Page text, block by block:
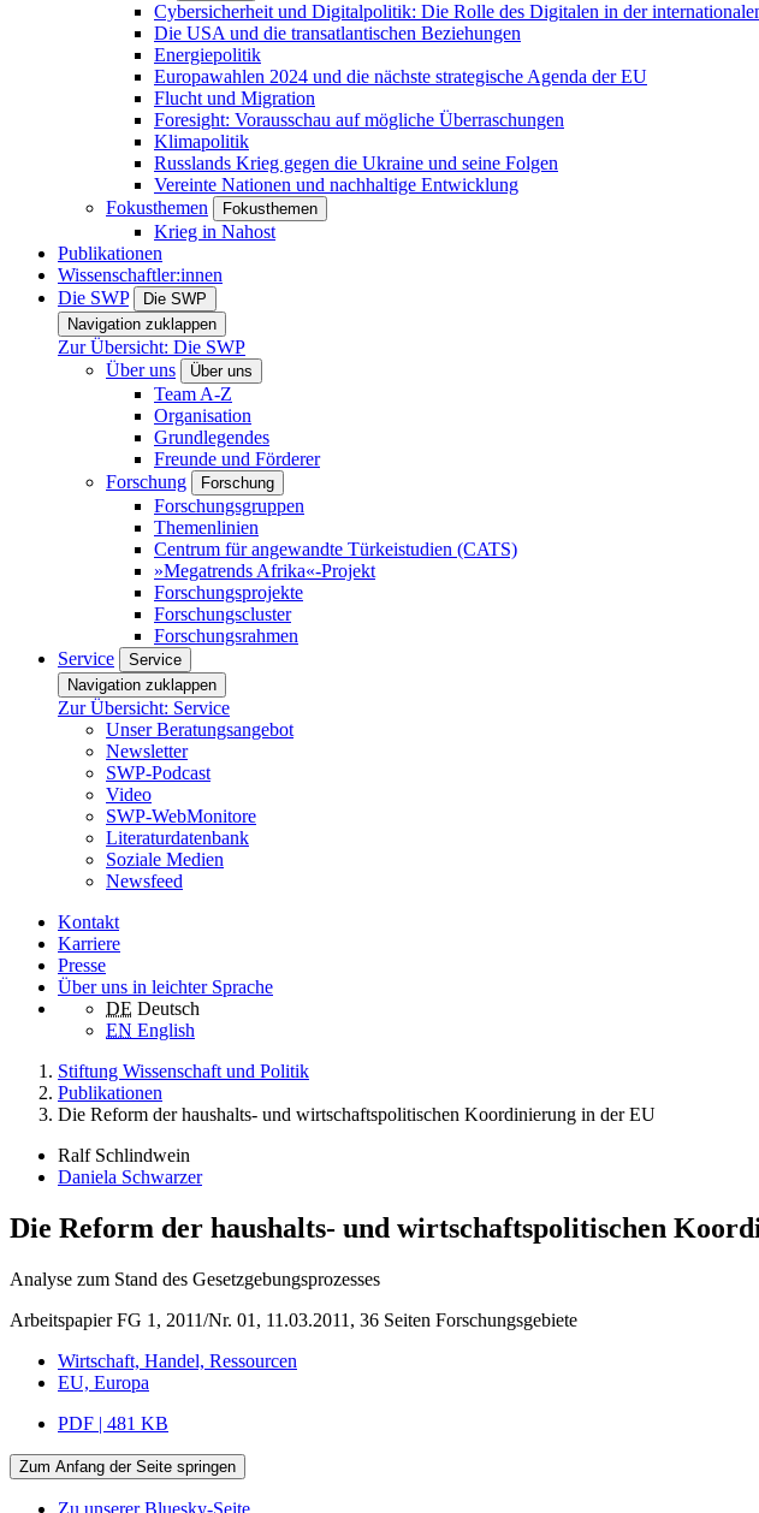
Cybersicherheit und Digitalpolitik: Die Rolle des Digitalen in der
Die USA und die transatlantischen Beziehungen
Energiepolitik
Europawahlen 2024 und die nächste strategische Agenda der EU
Flucht und Migration
Foresight: Vorausschau auf mögliche Überraschungen
Klimapolitik
Russlands Krieg gegen die Ukraine und seine Folgen
Vereinte Nationen und nachhaltige Entwicklung
Fokusthemen
Fokusthemen
Krieg in Nahost
Publikationen
Wissenschaftler:innen
Die SWP
Die SWP
Navigation zuklappen
Zur Übersicht: Die SWP
Über uns
Über uns
Team A-Z
Organisation
Grundlegendes
Freunde und Förderer
Forschung
Forschung
Forschungsgruppen
Themenlinien
Centrum für angewandte Türkeistudien (CATS)
»Megatrends Afrika«-Projekt
Forschungsprojekte
Forschungscluster
Forschungsrahmen
Service
Service
Navigation zuklappen
Zur Übersicht: Service
Unser Beratungsangebot
Newsletter
SWP-Podcast
Video
SWP-WebMonitore
Literaturdatenbank
Soziale Medien
Newsfeed
Kontakt
Karriere
Presse
Über uns in leichter Sprache
DE Deutsch
EN English
Stiftung Wissenschaft und Politik
Publikationen
Die Reform der haushalts- und wirtschaftspolitischen Koordinierung in der EU
Ralf Schlindwein
Daniela Schwarzer
Die Reform der haushalts- und wirtschaftspolitischen
Analyse zum Stand des Gesetzgebungsprozesses
Arbeitspapier FG 1, 2011/Nr. 01, 11.03.2011, 36 Seiten Forschungsgebiete
Wirtschaft, Handel, Ressourcen
EU, Europa
PDF | 481 KB
Zum Anfang der Seite springen